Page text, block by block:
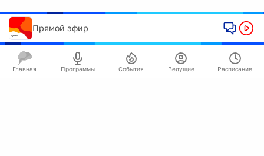
Прямой эфир
Главная Программы События Ведущие Расписание